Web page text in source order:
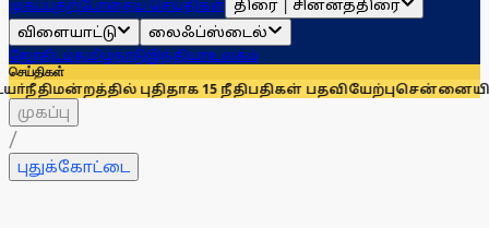
முகப்புதற்போதைய செய்திகள் திரை | சின்னத்திரை
விளையாட்டு
லைஃப்ஸ்டைல்
ஜோதிடம்தமிழ்நாடுஇந்தியாஉலகம்
செய்திகள்
புதிதாக 15 நீதிபதிகள் பதவியேற்புசென்னையில் இன்றும்
முகப்பு
/
புதுக்கோட்டை